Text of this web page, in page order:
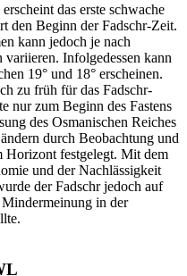
das erste schwache
den Beginn der Fadschr-Zeit.
kann jedoch je nach
variieren. Infolgedessen kann
19° und 18° erscheinen.
zu früh für das Fadschr-
nur zum Beginn des Fastens
des Osmanischen Reiches
durch Beobachtung und
Horizont festgelegt. Mit dem
und der Nachlässigkeit
der Fadschr jedoch auf
in der